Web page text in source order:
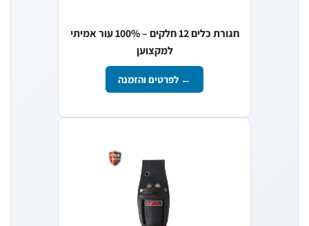
חגורת כלים 12 חלקים – 100% עור אמיתי
למקצוען
← לפרטים והזמנה